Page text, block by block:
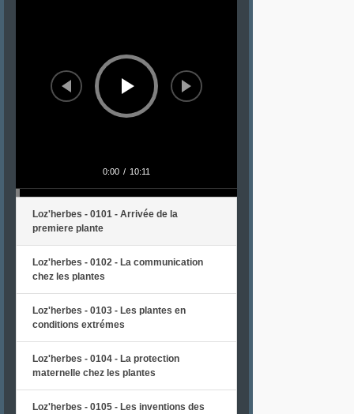
0:00 / 10:11
Loz'herbes - 0101 - Arrivée de la
premiere plante
Loz'herbes - 0102 - La communication
chez les plantes
Loz'herbes - 0103 - Les plantes en
conditions extrémes
Loz'herbes - 0104 - La protection
maternelle chez les plantes
Loz'herbes - 0105 - Les inventions des